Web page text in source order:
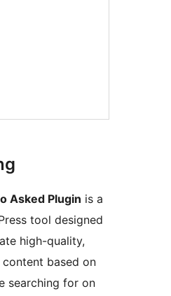
Asked Plugin is a
tool designed
high-quality,
based on
searching for on